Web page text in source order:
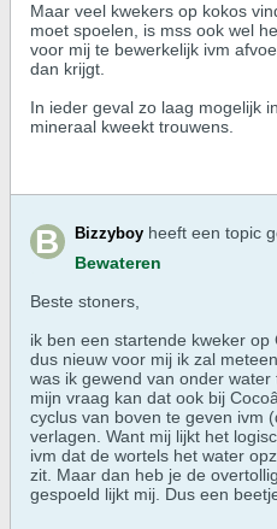
Maar veel kwekers op kokos
moet spoelen, is mss ook wel
voor mij te bewerkelijk ivm
dan krijgt.
In ieder geval zo laag mogelijk
mineraal kweekt trouwens.
Bizzyboyheeft een topic
Bewateren
Beste stoners,
ik ben een startende kweker op
dus nieuw voor mij ik zal
was ik gewend van onder
mijn vraag kan dat ook bij
cyclus van boven te geven ivm
verlagen. Want mij lijkt het
ivm dat de wortels het water
zit. Maar dan heb je de
gespoeld lijkt mij. Dus een